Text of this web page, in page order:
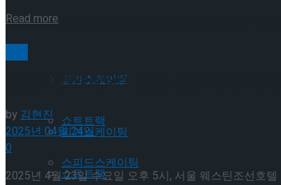
Trending Tags
피겨스케이팅
쇼트트랙
스피드스케이팅
[현장스케치] 김민송-문지원-정수빈-이효
Trending Tags
피겨스케이팅
쇼트트랙
Read more
[현장스케치] 제34대 대한빙상경기연맹 회장
by김현진
2025년 04월 24일
0
2025년 4월 23일 수요일 오후 5시, 서울 웨스틴조선호